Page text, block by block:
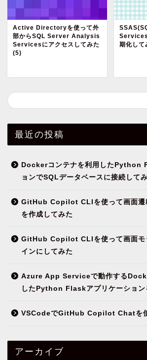
Active Directoryを使って外
部からSQL Server Analysis
Servicesにアクセスしてみた
(5)
期化して
最近の投稿
Dockerコンテナを利用したPython
ョンでSQLデータベースに接続して
GitHub Copilot CLIを使って画面遷
を作成してみた
GitHub Copilot CLIを使って画面モ
インにしてみた
Azure App Serviceで動作する
したPython Flaskアプリケーション
VSCodeでGitHub Copilot Chatを
アーカイブ